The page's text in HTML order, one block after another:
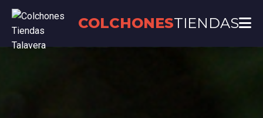
COLCHONESTIENDAS